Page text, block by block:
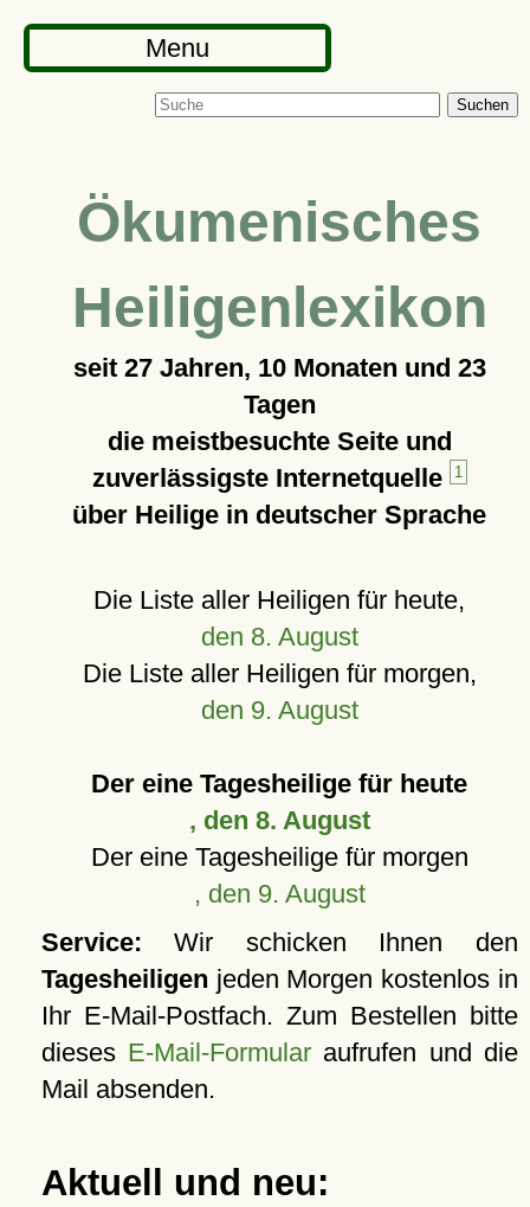
Menu
Suchen
Ökumenisches
Heiligenlexikon
seit 27 Jahren, 10 Monaten und 23
Tagen
die meistbesuchte Seite und
zuverlässigste Internetquelle
1
über Heilige in deutscher Sprache
Die Liste aller Heiligen für heute,
den 8. August
Die Liste aller Heiligen für morgen,
den 9. August
Der eine Tagesheilige für heute
, den 8. August
Der eine Tagesheilige für morgen
, den 9. August
Service: Wir schicken Ihnen den
Tagesheiligen jeden Morgen kostenlos in
Ihr E-Mail-Postfach. Zum Bestellen bitte
dieses E-Mail-Formular aufrufen und die
Mail absenden.
Aktuell und neu: